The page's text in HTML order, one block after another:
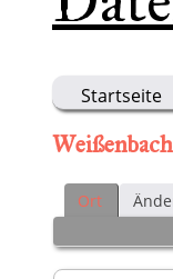
Startseite
Ort